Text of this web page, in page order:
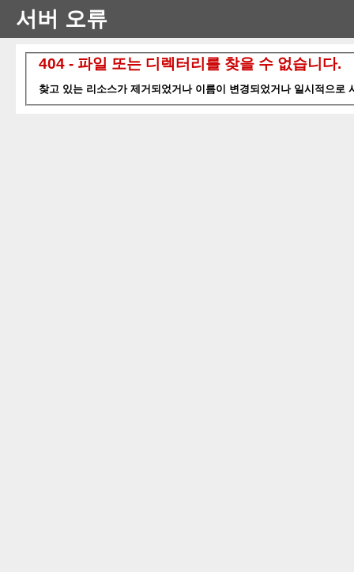
서버 오류
404 - 파일 또는 디렉터리를 찾을 수 없습니다.
찾고 있는 리소스가 제거되었거나 이름이 변경되었거나 일시적으로